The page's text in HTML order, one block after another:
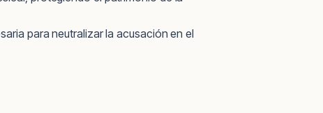
para neutralizar la acusación en el